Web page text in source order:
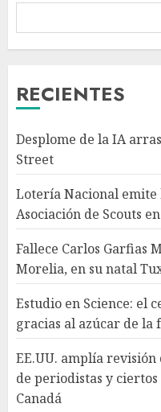
RECIENTES
Desplome de la IA
Street
Lotería Nacional
Asociación de Scouts
Fallece Carlos Garfias
Morelia, en su natal
Estudio en Science: el
gracias al azúcar de la
EE.UU. amplía revisión
de periodistas y
Canadá
3
4